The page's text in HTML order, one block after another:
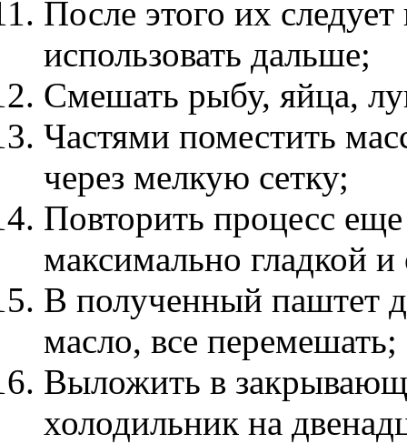
После этого их
использовать дальше;
Смешать рыбу, яйца,
Частями поместить
через мелкую сетку;
Повторить процесс
максимально гладкой
В полученный паштет
масло, все перемешать;
Выложить в
холодильник на